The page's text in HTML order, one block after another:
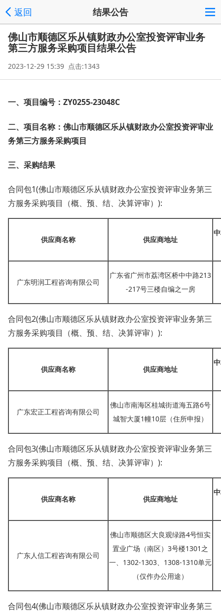
返回 结果公告
佛山市顺德区乐从镇财政办公室投资评审业务
第三方服务采购项目结果公告
2023-12-29 15:39 点击:1343
一、项目编号： ZY0255-23048C
二、项目名称：佛山市顺德区乐从镇财政办公室投资评审业
务第三方服务采购项目
三、采购结果
合同包1(佛山市顺德区乐从镇财政办公室投资评审业务第三
方服务采购项目（概、预、结、决算评审）):
供应商名称 供应商地址
广东明润工程咨询有限公司
广东省广州市荔湾区桥中中路213
-217号三楼自编之一房
合同包2(佛山市顺德区乐从镇财政办公室投资评审业务第三
方服务采购项目（概、预、结、决算评审）):
供应商名称 供应商地址
广东宏正工程咨询有限公司
佛山市南海区桂城街道海五路6号
城智大厦1幢10层（住所申报）
合同包3(佛山市顺德区乐从镇财政办公室投资评审业务第三
方服务采购项目（概、预、结、决算评审）):
供应商名称 供应商地址
广东人信工程咨询有限公司
佛山市顺德区大良观绿路4号恒实
置业广场（南区）3号楼1301之
一、1302-1303、1308-1310单元
（仅作办公用途）
合同包4(佛山市顺德区乐从镇财政办公室投资评审业务第三